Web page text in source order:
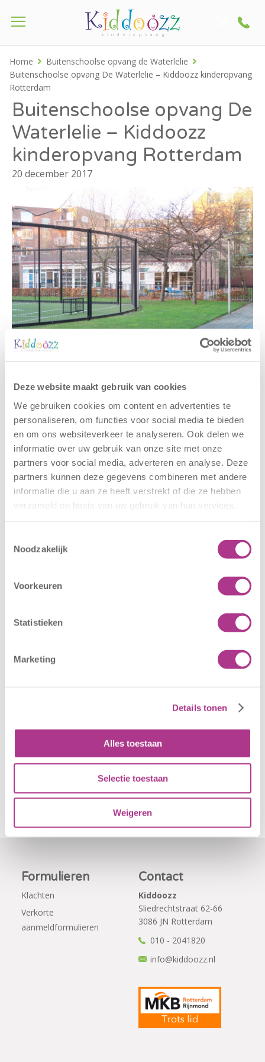
Deze website maakt gebruik van cookies
We gebruiken cookies om content en advertenties te
personaliseren, om functies voor social media te bieden
en om ons websiteverkeer te analyseren. Ook delen we
informatie over uw gebruik van onze site met onze
partners voor social media, adverteren en analyse. Deze
partners kunnen deze gegevens combineren met andere
informatie die u aan ze heeft verstrekt of die ze hebben
verzameld op basis van uw gebruik van hun services.
Noodzakelijk
Voorkeuren
Statistieken
Marketing
Details tonen
Alles toestaan
Selectie toestaan
Weigeren
Home
Buitenschoolse opvang de Waterlelie
Buitenschoolse opvang De Waterlelie – Kiddoozz kinderopvang
Rotterdam
Buitenschoolse opvang De
Waterlelie – Kiddoozz
kinderopvang Rotterdam
20 december 2017
Gerelateerde berichten
Nieuwe locatie
16 juli 2026
Oldegaarde
september! Mag
Dan bent u bij
het juiste adres!
september…
morgen, 26 juni
locaties van
Kiddoozz
morgen gesloten
blijven. Bijgaand
bericht is zojuist
aan…
Formulieren
Klachten
Verkorte
aanmeldformulieren
Contact
Kiddoozz
Sliedrechtstraat 62-66
3086 JN Rotterdam
010 - 2041820
info@kiddoozz.nl